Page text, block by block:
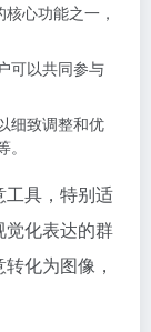
核心功能之一，
可以共同参与
细致调整和优
工具，特别适
觉化表达的群
化为图像，